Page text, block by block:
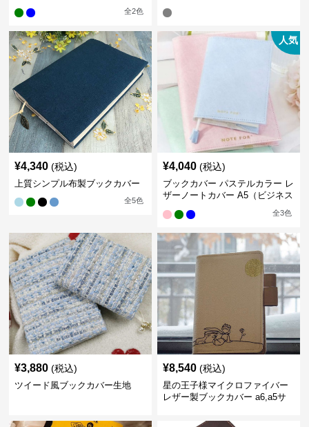
全2色
¥4,340 (税込)
上質シンプル布製ブックカバー
全5色
人気
¥4,040 (税込)
ブックカバー パステルカラー レ
ザーノートカバー A5（ビジネス
全3色
¥3,880 (税込)
ツイード風ブックカバー生地
¥8,540 (税込)
星の王子様マイクロファイバー
レザー製ブックカバー a6,a5サ